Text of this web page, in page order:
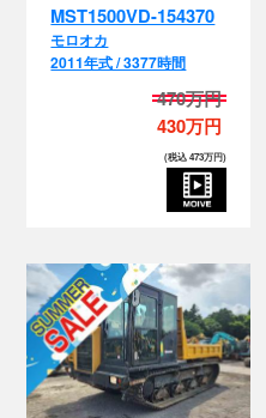
MST1500VD-154370
モロオカ
2011年式 / 3377時間
470万円
430万円
(税込 473万円)